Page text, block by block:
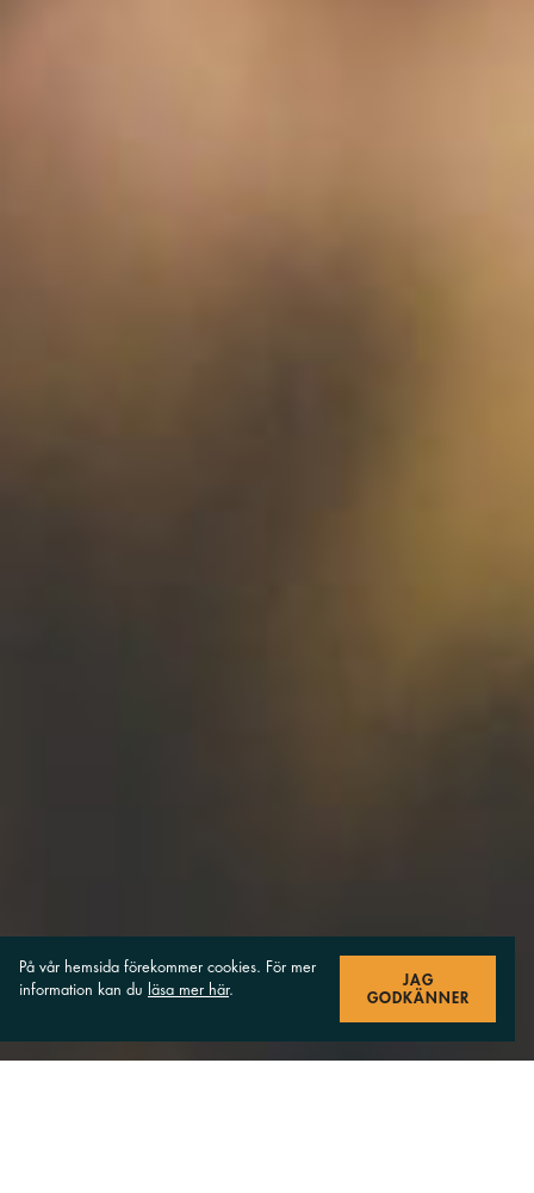
På vår hemsida förekommer cookies. För mer
information kan du
läsa mer här.
JAG
GODKÄNNER